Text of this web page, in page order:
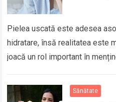
Pielea uscată este adesea
hidratare, însă realitatea este
joacă un rol important în
Sănătate